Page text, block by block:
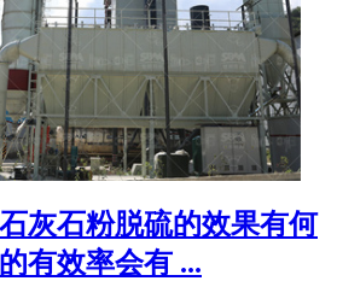
灰石粉脱硫的效果有何
有效率会有 ...